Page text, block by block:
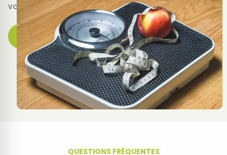
vous offrir un équilibre global et durable.
Prendre rendez-vous
QUESTIONS FRÉQUENTES